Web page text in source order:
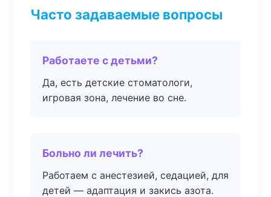
Часто задаваемые вопросы
Работаете с детьми?
Да, есть детские стоматологи,
игровая зона, лечение во сне.
Больно ли лечить?
Работаем с анестезией, седацией, для
детей — адаптация и закись азота.